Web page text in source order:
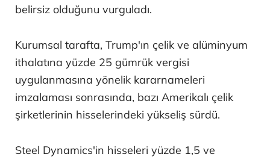
belirsiz olduğunu vurguladı.
Kurumsal tarafta, Trump'ın çelik ve alüminyum
ithalatına yüzde 25 gümrük vergisi
uygulanmasına yönelik kararnameleri
imzalaması sonrasında, bazı Amerikalı çelik
şirketlerinin hisselerindeki yükseliş sürdü.
Steel Dynamics'in hisseleri yüzde 1,5 ve